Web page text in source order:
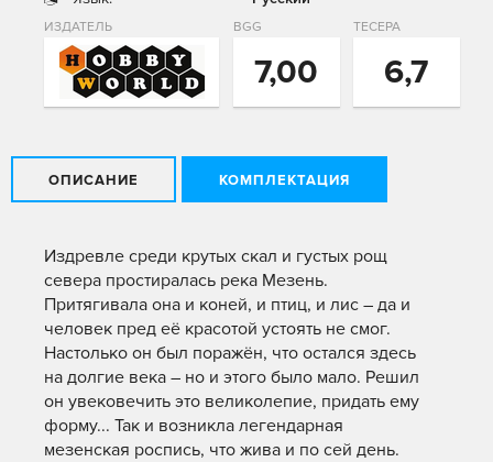
ИЗДАТЕЛЬ BGG
7,00
ТЕСЕРА
6,7
ОПИСАНИЕ КОМПЛЕКТАЦИЯ
Издревле среди крутых скал и густых рощ
севера простиралась река Мезень.
Притягивала она и коней, и птиц, и лис – да и
человек пред её красотой устоять не смог.
Настолько он был поражён, что остался здесь
на долгие века – но и этого было мало. Решил
он увековечить это великолепие, придать ему
форму... Так и возникла легендарная
мезенская роспись, что жива и по сей день.